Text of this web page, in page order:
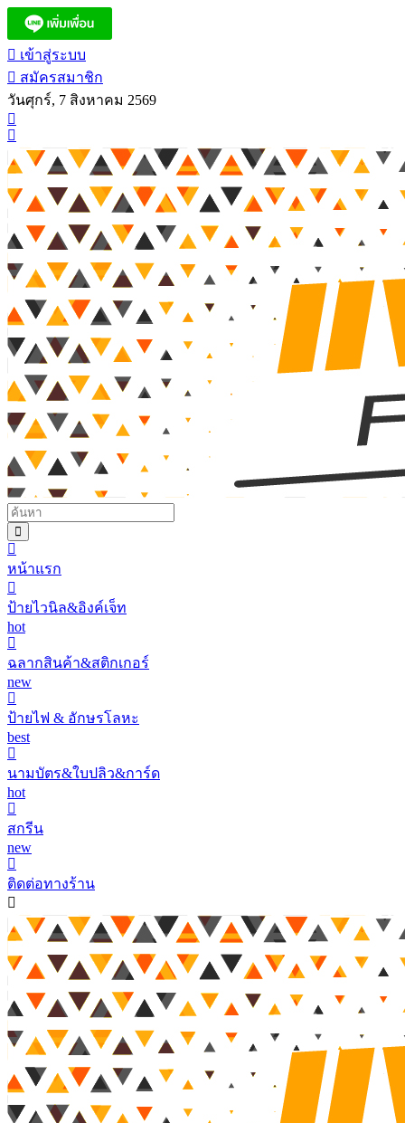
เข้าสู่ระบบ
สมัครสมาชิก
วันศุกร์, 7 สิงหาคม 2569
หน้าแรก
ป้ายไวนิล&อิงค์เจ็ท
hot
ฉลากสินค้า&สติกเกอร์
new
ป้ายไฟ & อักษรโลหะ
best
นามบัตร&ใบปลิว&การ์ด
hot
สกรีน
new
ติดต่อทางร้าน